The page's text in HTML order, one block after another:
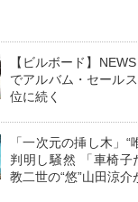
【ビルボード】
でアルバム・セール
位に続く
「一次元の挿し木」
判明し騒然 「車椅子
教二世の“悠”山田涼介